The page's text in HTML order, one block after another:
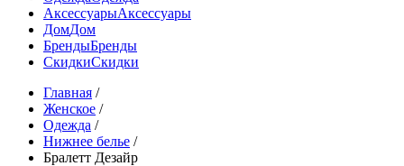
АксессуарыАксессуары
ДомДом
БрендыБренды
СкидкиСкидки
Главная /
Женское /
Одежда /
Нижнее белье /
Бралетт Дезайр